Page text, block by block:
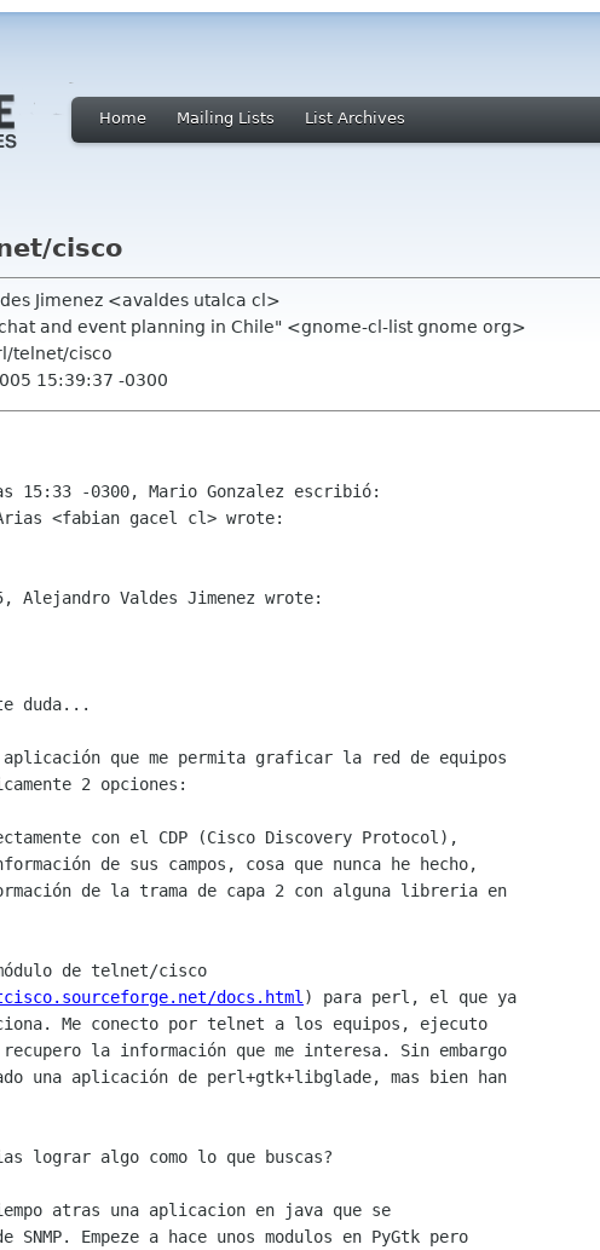
Home Mailing Lists List Archives
cisco
Jimenez <avaldes utalca cl>
and event planning in Chile" <gnome-cl-list gnome org>
telnet/cisco
15:39:37 -0300
15:33 -0300, Mario Gonzalez escribió:
<fabian gacel cl> wrote:
Alejandro Valdes Jimenez wrote:
duda...
que me permita graficar la red de equipos
2 opciones:
con el CDP (Cisco Discovery Protocol),
de sus campos, cosa que nunca he hecho,
de la trama de capa 2 con alguna libreria en
de telnet/cisco
docs.html ) para perl, el que ya
Me conecto por telnet a los equipos, ejecuto
la información que me interesa. Sin embargo
una aplicación de perl+gtk+libglade, mas bien han
lograr algo como lo que buscas?
atras una aplicacion en java que se
SNMP. Empeze a hace unos modulos en PyGtk pero